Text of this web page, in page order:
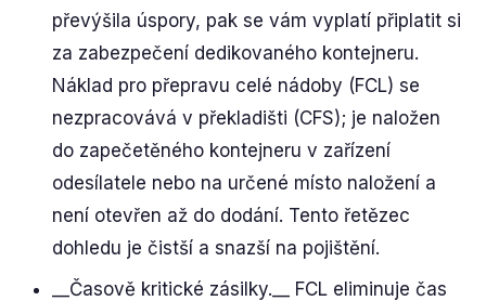
převýšila úspory, pak se vám vyplatí připlatit si
za zabezpečení dedikovaného kontejneru.
Náklad pro přepravu celé nádoby (FCL) se
nezpracovává v překladišti (CFS); je naložen
do zapečetěného kontejneru v zařízení
odesílatele nebo na určené místo naložení a
není otevřen až do dodání. Tento řetězec
dohledu je čistší a snazší na pojištění.
__Časově kritické zásilky.__ FCL eliminuje čas